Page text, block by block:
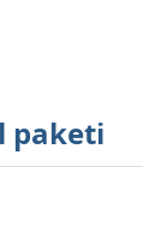
paketi